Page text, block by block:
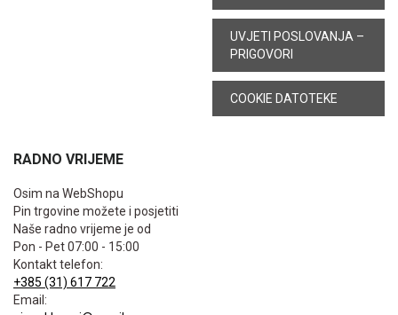
UVJETI POSLOVANJA –
PRIGOVORI
COOKIE DATOTEKE
RADNO VRIJEME
Osim na WebShopu
Pin trgovine možete i posjetiti
Naše radno vrijeme je od
Pon - Pet 07:00 - 15:00
Kontakt telefon:
+385 (31) 617 722
Email: